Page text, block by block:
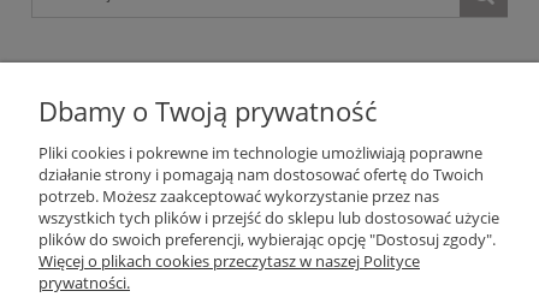
Ten produkt jest niedostępny.
Pomoc
Moje konto
Dbamy o Twoją prywatność
Pliki cookies i pokrewne im technologie umożliwiają poprawne
działanie strony i pomagają nam dostosować ofertę do Twoich
potrzeb. Możesz zaakceptować wykorzystanie przez nas
wszystkich tych plików i przejść do sklepu lub dostosować użycie
plików do swoich preferencji, wybierając opcję "Dostosuj zgody".
Więcej o plikach cookies przeczytasz w naszej Polityce
prywatności.